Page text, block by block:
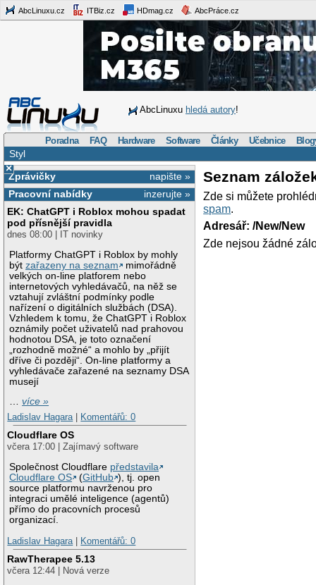
AbcLinuxu.cz ITBiz.cz HDmag.cz AbcPráce.cz
AbcLinuxu hledá autory!
Poradna FAQ Hardware Software Články Učebnice
Styl
×
napište »
Zprávičky
inzerujte »
Pracovní nabídky
EK: ChatGPT i Roblox mohou spadat
pod přísnější pravidla
dnes 08:00 | IT novinky
Platformy ChatGPT i Roblox by mohly
býtzařazeny na seznam
mimořádně
velkých on-line platforem nebo
internetových vyhledávačů, na něž se
vztahují zvláštní podmínky podle
nařízení o digitálních službách (DSA).
Vzhledem k tomu, že ChatGPT i Roblox
oznámily počet uživatelů nad prahovou
hodnotou DSA, je toto označení
„rozhodně možné“ a mohlo by „přijít
dříve či později“. On-line platformy a
vyhledávače zařazené na seznamy DSA
musejí
…více »
Ladislav Hagara
Komentářů: 0
Cloudflare OS
včera 17:00 | Zajímavý software
Společnost Cloudflare představila
Cloudflare OS
(GitHub ), tj. open
source platformu navrženou pro
integraci umělé inteligence (agentů)
přímo do pracovních procesů
organizací.
Ladislav Hagara
Komentářů: 0
RawTherapee 5.13
včera 12:44 | Nová verze
Seznam
Zde si můžete
spam.
Adresář: /New/New
Zde nejsou žádné